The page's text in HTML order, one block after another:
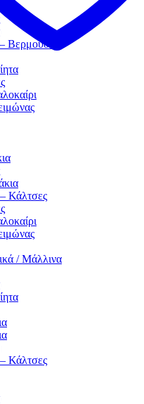
Βερμούδες
Κάλτσες
/ Μάλλινα
Κάλτσες